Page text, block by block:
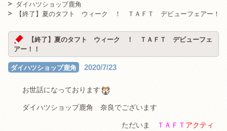
ダイハツショップ鹿角
【終了】夏のタフト ウィーク ！ ＴＡＦＴ デビューフェアー！！
【終了】夏のタフト ウィーク ！ ＴＡＦＴ デビューフェ
アー！！
ダイハツショップ鹿角 2020/7/23
お世話になっております
ダイハツショップ鹿角 奈良でございます
ただいま ＴＡＦＴ アクティ